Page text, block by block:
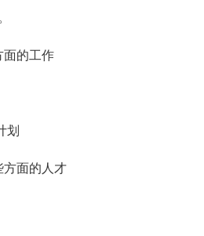
的工作
划
面的人才